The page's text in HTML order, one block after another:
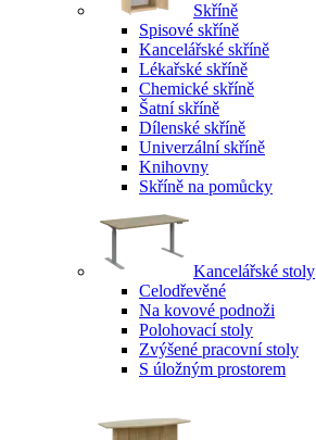
Skříně
Spisové skříně
Kancelářské skříně
Lékařské skříně
Chemické skříně
Šatní skříně
Dílenské skříně
Univerzální skříně
Knihovny
Skříně na pomůcky
Kancelářské stoly
Celodřevěné
Na kovové podnoži
Polohovací stoly
Zvýšené pracovní stoly
S úložným prostorem